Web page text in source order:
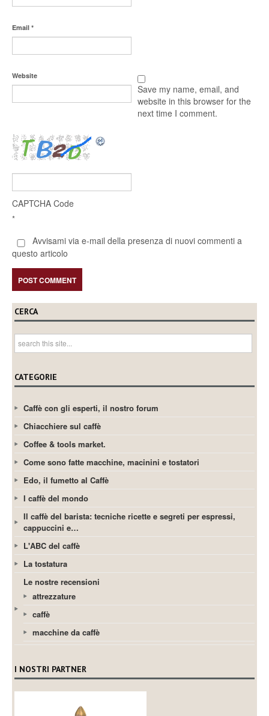
Email *
Website
Save my name, email, and
website in this browser for the
next time I comment.
CAPTCHA Code
*
Avvisami via e-mail della presenza di nuovi commenti a
questo articolo
CERCA
CATEGORIE
Caffè con gli esperti, il nostro forum
Chiacchiere sul caffè
Coffee & tools market.
Come sono fatte macchine, macinini e tostatori
Edo, il fumetto al Caffè
I caffè del mondo
Il caffè del barista: tecniche ricette e segreti per espressi,
cappuccini e…
L'ABC del caffè
La tostatura
Le nostre recensioni
attrezzature
caffè
macchine da caffè
I NOSTRI PARTNER